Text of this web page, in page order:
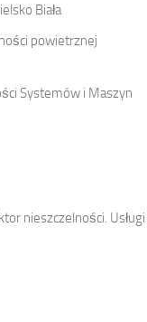
Biała
powietrznej
Systemów i Maszyn
nieszczelności. Usługi